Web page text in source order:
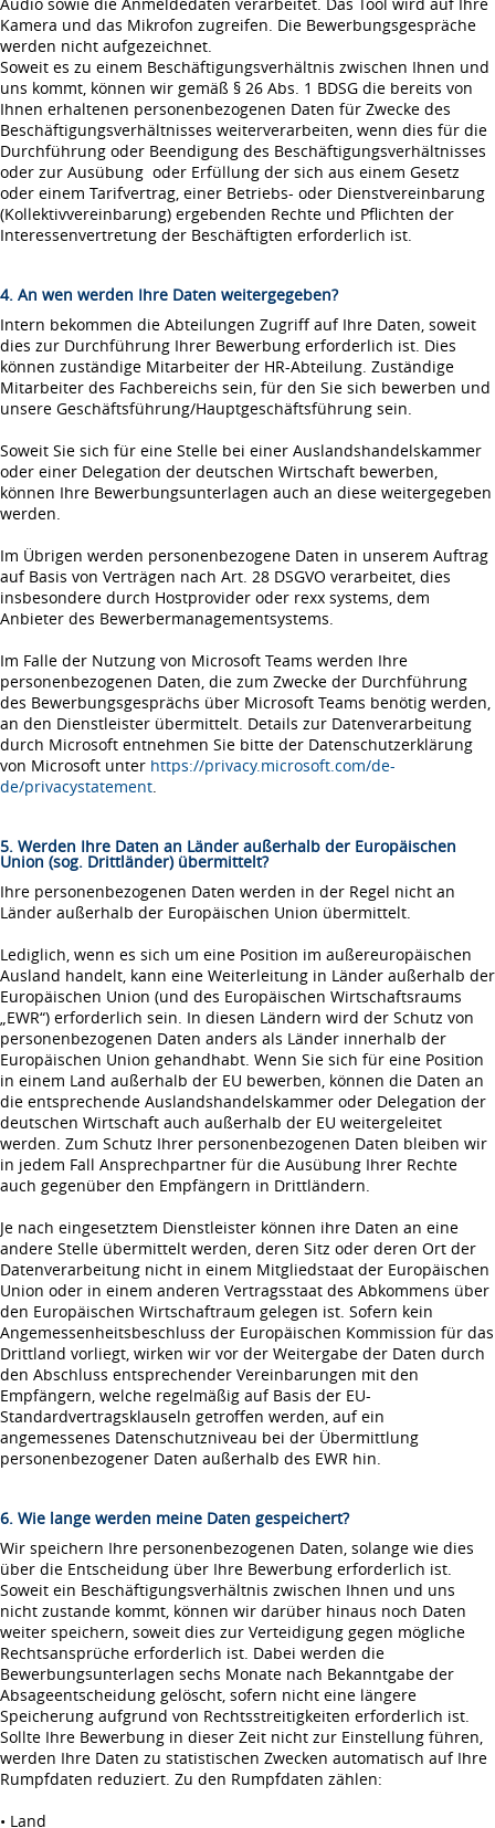
Kamera und das Mikrofon zugreifen. Die Bewerbungsgespräche
werden nicht aufgezeichnet.
Soweit es zu einem Beschäftigungsverhältnis zwischen Ihnen und
uns kommt, können wir gemäß § 26 Abs. 1 BDSG die bereits von
Ihnen erhaltenen personenbezogenen Daten für Zwecke des
Beschäftigungsverhältnisses weiterverarbeiten, wenn dies für die
Durchführung oder Beendigung des Beschäftigungsverhältnisses
oder zur Ausübung oder Erfüllung der sich aus einem Gesetz
oder einem Tarifvertrag, einer Betriebs- oder Dienstvereinbarung
(Kollektivvereinbarung) ergebenden Rechte und Pflichten der
Interessenvertretung der Beschäftigten erforderlich ist.
4. An wen werden Ihre Daten weitergegeben?
Intern bekommen die Abteilungen Zugriff auf Ihre Daten, soweit
dies zur Durchführung Ihrer Bewerbung erforderlich ist. Dies
können zuständige Mitarbeiter der HR-Abteilung. Zuständige
Mitarbeiter des Fachbereichs sein, für den Sie sich bewerben und
unsere Geschäftsführung/Hauptgeschäftsführung sein.
Soweit Sie sich für eine Stelle bei einer Auslandshandelskammer
oder einer Delegation der deutschen Wirtschaft bewerben,
können Ihre Bewerbungsunterlagen auch an diese weitergegeben
werden.
Im Übrigen werden personenbezogene Daten in unserem Auftrag
auf Basis von Verträgen nach Art. 28 DSGVO verarbeitet, dies
insbesondere durch Hostprovider oder rexx systems, dem
Anbieter des Bewerbermanagementsystems.
Im Falle der Nutzung von Microsoft Teams werden Ihre
personenbezogenen Daten, die zum Zwecke der Durchführung
des Bewerbungsgesprächs über Microsoft Teams benötig werden,
an den Dienstleister übermittelt. Details zur Datenverarbeitung
durch Microsoft entnehmen Sie bitte der Datenschutzerklärung
von Microsoft unter https://privacy.microsoft.com/de-
de/privacystatement.
5. Werden Ihre Daten an Länder außerhalb der Europäischen
Union (sog. Drittländer) übermittelt?
Ihre personenbezogenen Daten werden in der Regel nicht an
Länder außerhalb der Europäischen Union übermittelt.
Lediglich, wenn es sich um eine Position im außereuropäischen
Ausland handelt, kann eine Weiterleitung in Länder außerhalb der
Europäischen Union (und des Europäischen Wirtschaftsraums
„EWR“) erforderlich sein. In diesen Ländern wird der Schutz von
personenbezogenen Daten anders als Länder innerhalb der
Europäischen Union gehandhabt. Wenn Sie sich für eine Position
in einem Land außerhalb der EU bewerben, können die Daten an
die entsprechende Auslandshandelskammer oder Delegation der
deutschen Wirtschaft auch außerhalb der EU weitergeleitet
werden. Zum Schutz Ihrer personenbezogenen Daten bleiben wir
in jedem Fall Ansprechpartner für die Ausübung Ihrer Rechte
auch gegenüber den Empfängern in Drittländern.
Je nach eingesetztem Dienstleister können ihre Daten an eine
andere Stelle übermittelt werden, deren Sitz oder deren Ort der
Datenverarbeitung nicht in einem Mitgliedstaat der Europäischen
Union oder in einem anderen Vertragsstaat des Abkommens über
den Europäischen Wirtschaftraum gelegen ist. Sofern kein
Angemessenheitsbeschluss der Europäischen Kommission für das
Drittland vorliegt, wirken wir vor der Weitergabe der Daten durch
den Abschluss entsprechender Vereinbarungen mit den
Empfängern, welche regelmäßig auf Basis der EU-
Standardvertragsklauseln getroffen werden, auf ein
angemessenes Datenschutzniveau bei der Übermittlung
personenbezogener Daten außerhalb des EWR hin.
6. Wie lange werden meine Daten gespeichert?
Wir speichern Ihre personenbezogenen Daten, solange wie dies
über die Entscheidung über Ihre Bewerbung erforderlich ist.
Soweit ein Beschäftigungsverhältnis zwischen Ihnen und uns
nicht zustande kommt, können wir darüber hinaus noch Daten
weiter speichern, soweit dies zur Verteidigung gegen mögliche
Rechtsansprüche erforderlich ist. Dabei werden die
Bewerbungsunterlagen sechs Monate nach Bekanntgabe der
Absageentscheidung gelöscht, sofern nicht eine längere
Speicherung aufgrund von Rechtsstreitigkeiten erforderlich ist.
Sollte Ihre Bewerbung in dieser Zeit nicht zur Einstellung führen,
werden Ihre Daten zu statistischen Zwecken automatisch auf Ihre
Rumpfdaten reduziert. Zu den Rumpfdaten zählen:
• Land